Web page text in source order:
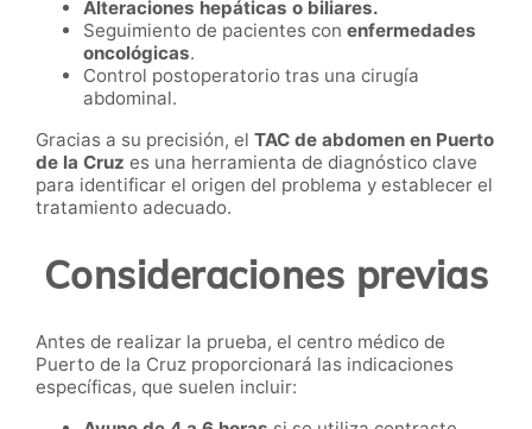
Alteraciones hepáticas o biliares.
Seguimiento de pacientes con enfermedades
oncológicas.
Control postoperatorio tras una cirugía
abdominal.
Gracias a su precisión, el TAC de abdomen en Puerto
de la Cruz es una herramienta de diagnóstico clave
para identificar el origen del problema y establecer el
tratamiento adecuado.
Consideraciones previas
Antes de realizar la prueba, el centro médico de
Puerto de la Cruz proporcionará las indicaciones
específicas, que suelen incluir: